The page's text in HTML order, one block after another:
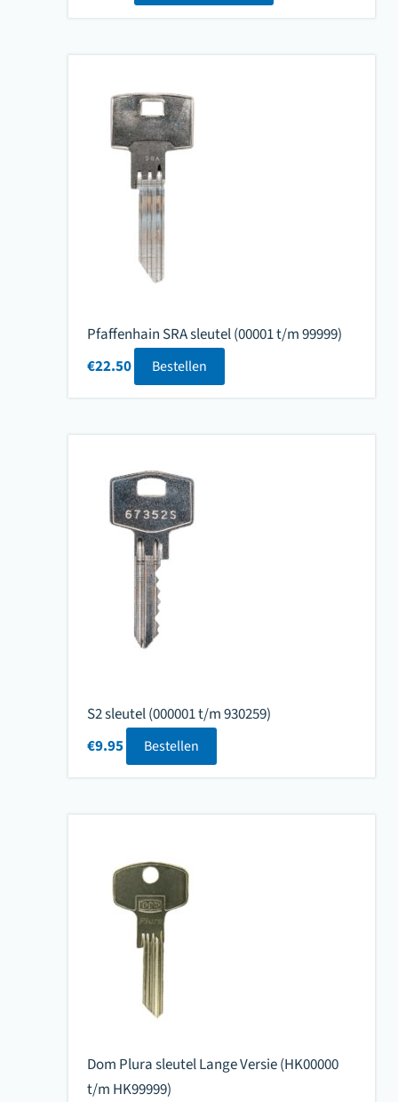
Pfaffenhain SRA sleutel (00001 t/m 99999)
€22.50 Bestellen
S2 sleutel (000001 t/m 930259)
€9.95 Bestellen
Dom Plura sleutel Lange Versie (HK00000
t/m HK99999)